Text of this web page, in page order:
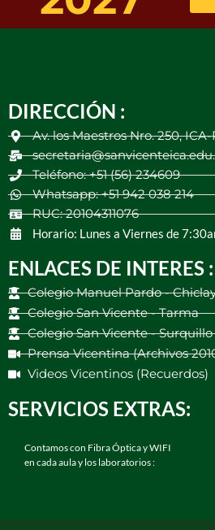
DIRECCIÓN :
Av. los Maestros Nro. 250, ICA-
Teléfono: +51 (56) 234609
Whatsapp: +51 942 038 214
RUC: 20104311076
Horario: Lunes a Viernes de
ENLACES DE INTERES :
Colegio Manuel Pardo -
Colegio San Vicente - Tarma
Colegio San Vicente - Surquillo
Prensa Vicentina (Archivos
Videos Vicentinos (Recuerdos)
SERVICIOS EXTRAS:
Contamos con Fibra Óptica y WIFI
en cada aula y los laboratorios :